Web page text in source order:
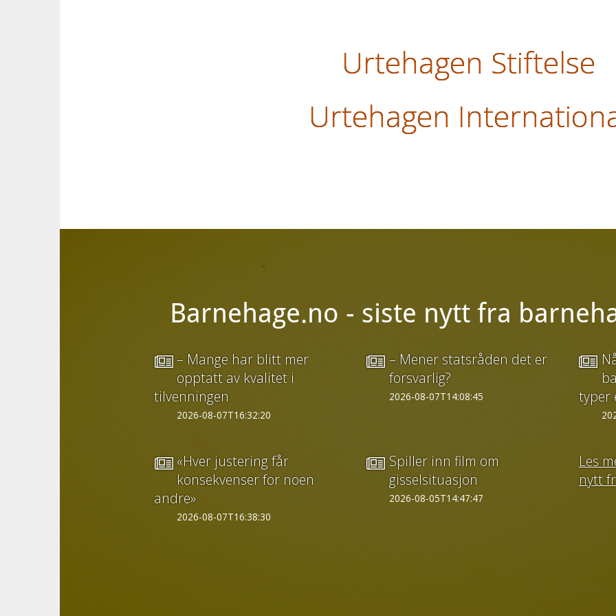
Urtehagen Stiftelse
Urtehagen
Barnehage.no - siste nytt fra
– Mange har blitt mer
opptatt av kvalitet i
tilvenningen
2026-08-07T16:32:20
– Mener statsråden det er
forsvarlig?
2026-08-07T14:08:45
typer
«Hver justering får
konsekvenser for noen
andre»
2026-08-07T16:38:30
Spiller inn film om
gisselsituasjon
2026-08-05T14:47:47
Les
nytt